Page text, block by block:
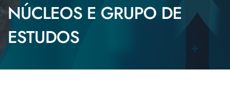
NÚCLEOS E GRUPO DE
ESTUDOS